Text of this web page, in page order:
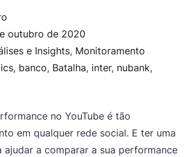
outubro de 2020
e Insights, Monitoramento
, banco, Batalha, inter, nubank,
no YouTube é tão
em qualquer rede social. E ter uma
ajudar a comparar a sua performance